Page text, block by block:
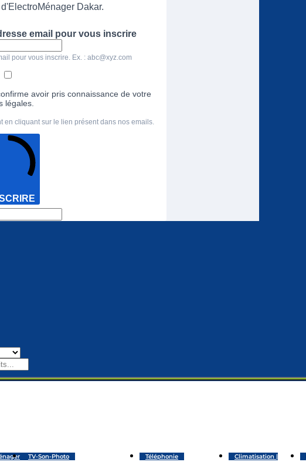
Dakar.
email pour vous inscrire
pour vous inscrire. Ex. : abc@xyz.com
avoir pris connaissance de votre
légales.
en cliquant sur le lien présent dans nos emails.
TV-Son-Photo Téléphonie
Climatisation |